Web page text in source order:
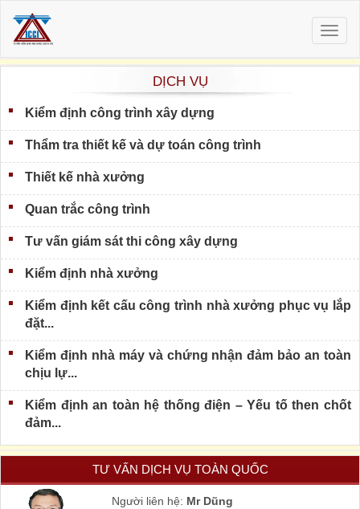
DỊCH VỤ
Kiểm định công trình xây dựng
Thẩm tra thiết kế và dự toán công trình
Thiết kế nhà xưởng
Quan trắc công trình
Tư vấn giám sát thi công xây dựng
Kiểm định nhà xưởng
Kiểm định kết cấu công trình nhà xưởng phục vụ lắp
đặt...
Kiểm định nhà máy và chứng nhận đảm bảo an toàn
chịu lự...
Kiểm định an toàn hệ thống điện – Yếu tố then chốt
đảm...
TƯ VẤN DỊCH VỤ TOÀN QUỐC
Người liên hệ: Mr Dũng